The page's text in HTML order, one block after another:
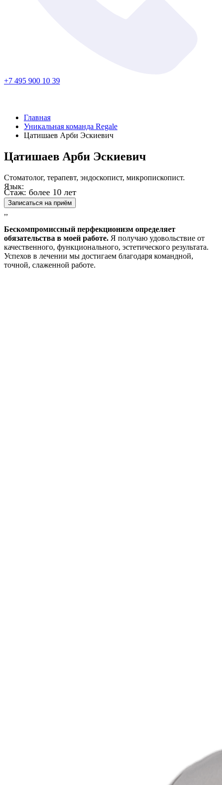
+7 495 900 10 39
Главная
Уникальная команда Regale
Цатишаев Арби Эскиевич
Цатишаев Арби Эскиевич
Стоматолог, терапевт, эндоскопист, микропископист.
Язык:
Стаж: более 10 лет
Записаться на приём
,,
Бескомпромиссный перфекционизм определяет
обязательства в моей работе. Я получаю удовольствие от
качественного, функционального, эстетического результата.
Успехов в лечении мы достигаем благодаря командной,
точной, слаженной работе.